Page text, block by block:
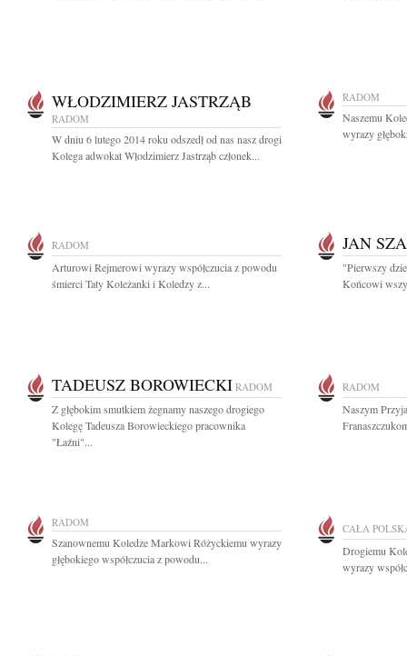
WŁODZIMIERZ JASTRZĄB
RADOM
W dniu 6 lutego 2014 roku odszedł od nas nasz drogi
Kolega adwokat Włodzimierz Jastrząb członek...
RADOM
Naszemu
wyrazy
RADOM
Arturowi Rejmerowi wyrazy współczucia z powodu
śmierci Taty Koleżanki i Koledzy z...
JAN
"Pierwszy
Końcowi
TADEUSZ BOROWIECKI RADOM
Z głębokim smutkiem żegnamy naszego drogiego
Kolegę Tadeusza Borowieckiego pracownika
"Łaźni"...
RADOM
Naszym
RADOM
Szanownemu Koledze Markowi Różyckiemu wyrazy
głębokiego współczucia z powodu...
CAŁA
Drogiemu
wyrazy